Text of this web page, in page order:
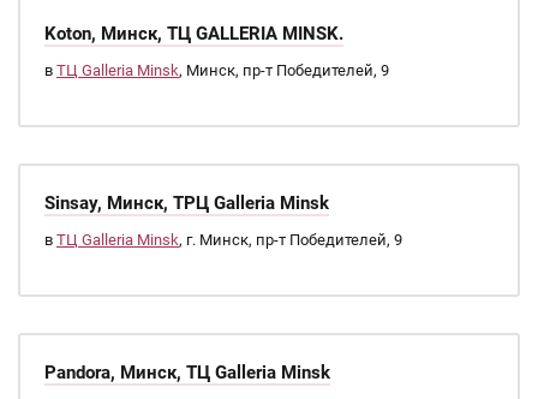
Koton, Минск, ТЦ GALLERIA MINSK.
в ТЦ Galleria Minsk, Минск, пр-т Победителей, 9
Sinsay, Минск, ТРЦ Galleria Minsk
в ТЦ Galleria Minsk, г. Минск, пр-т Победителей, 9
Pandora, Минск, ТЦ Galleria Minsk